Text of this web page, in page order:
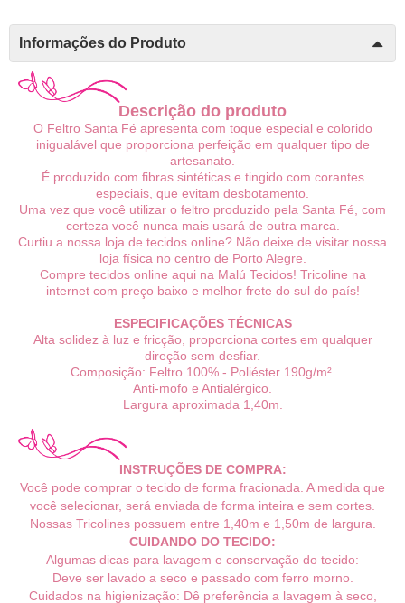
Informações do Produto
Descrição do produto
O Feltro Santa Fé apresenta com toque especial e colorido
inigualável que proporciona perfeição em qualquer tipo de
artesanato.
É produzido com fibras sintéticas e tingido com corantes
especiais, que evitam desbotamento.
Uma vez que você utilizar o feltro produzido pela Santa Fé, com
certeza você nunca mais usará de outra marca.
Curtiu a nossa loja de tecidos online? Não deixe de visitar nossa
loja física no centro de Porto Alegre.
Compre tecidos online aqui na Malú Tecidos! Tricoline na
internet com preço baixo e melhor frete do sul do país!
ESPECIFICAÇÕES TÉCNICAS
Alta solidez à luz e fricção, proporciona cortes em qualquer
direção sem desfiar.
Composição: Feltro 100% - Poliéster 190g/m².
Anti-mofo e Antialérgico.
Largura aproximada 1,40m.
INSTRUÇÕES DE COMPRA:
Você pode comprar o tecido de forma fracionada. A medida que
você selecionar, será enviada de forma inteira e sem cortes.
Nossas Tricolines possuem entre 1,40m e 1,50m de largura.
CUIDANDO DO TECIDO:
Algumas dicas para lavagem e conservação do tecido:
Deve ser lavado a seco e passado com ferro morno.
Cuidados na higienização: Dê preferência a lavagem à seco,